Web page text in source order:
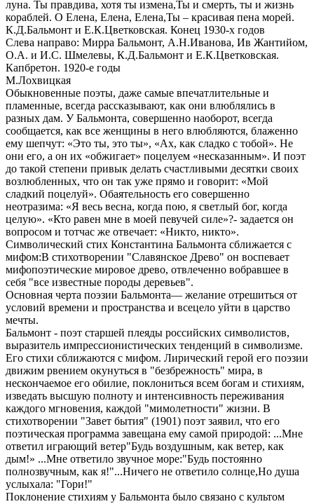
луна. Ты правдива, хотя ты измена,Ты и смерть, ты и жизнь
кораблей. О Елена, Елена, Елена,Ты – красивая пена морей.
К.Д.Бальмонт и Е.К.Цветковская. Конец 1930-х годов
Слева направо: Мирра Бальмонт, А.Н.Иванова, Ив Жантийом,
О.А. и И.С. Шмелевы, К.Д.Бальмонт и Е.К.Цветковская.
Капбретон. 1920-е годы
М.Лохвицкая
Обыкновенные поэты, даже самые впечатлительные и
пламенные, всегда рассказывают, как они влюблялись в
разных дам. У Бальмонта, совершенно наоборот, всегда
сообщается, как все женщины в него влюбляются, блаженно
ему шепчут: «Это ты, это ты», «Ах, как сладко с тобой». Не
они его, а он их «обжигает» поцелуем «несказанным». И поэт
до такой степени привык делать счастливыми десятки своих
возлюбленных, что он так уже прямо и говорит: «Мой
сладкий поцелуй». Обаятельность его совершенно
неотразима: «Я весь весна, когда пою, я светлый бог, когда
целую». «Кто равен мне в моей певучей силе»?- задается он
вопросом и тотчас же отвечает: «Никто, никто».
Символический стих Константина Бальмонта сближается с
мифом:В стихотворении "Славянское Древо" он воспевает
мифопоэтические мировое древо, отвлеченно вобравшее в
себя "все известные породы деревьев".
Основная черта поэзии Бальмонта— желание отрешиться от
условий времени и пространства и всецело уйти в царство
мечты.
Бальмонт - поэт старшей плеяды российских символистов,
выразитель импрессионистических тенденций в символизме.
Его стихи сближаются с мифом. Лирический герой его поэзии
движим рвением окунуться в "безбрежность" мира, в
нескончаемое его обилие, поклониться всем богам и стихиям,
изведать высшую полноту и интенсивность переживания
каждого мгновения, каждой "мимолетности" жизни. В
стихотворении "Завет бытия" (1901) поэт заявил, что его
поэтическая программа завещана ему самой природой: ...Мне
ответил играющий ветер"Будь воздушным, как ветер, как
дым!» ...Мне ответило звучное море:"Будь постоянно
полнозвучным, как я!"...Ничего не ответило солнце,Но душа
услыхала: "Гори!"
Поклонение стихиям у Бальмонта было связано с культом